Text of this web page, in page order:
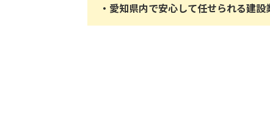
・愛知県内で安心して任せられる建